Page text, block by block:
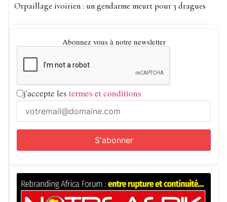
Orpaillage ivoirien : un gendarme meurt pour 3 dragues
Abonnez vous à notre newsletter
j'accepte les termes et conditions